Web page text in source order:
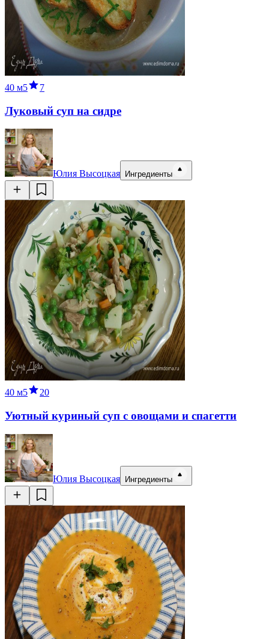
40 м5 7
Луковый суп на сидре
Юлия Высоцкая Ингредиенты
40 м5 20
Уютный куриный суп с овощами и спагетти
Юлия Высоцкая Ингредиенты